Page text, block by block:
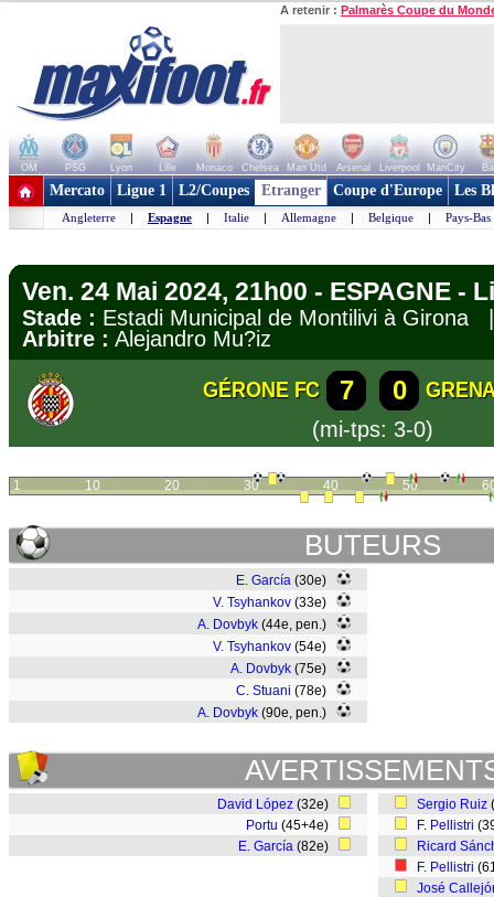
A retenir : Palmarès Coupe du
OM PSG Lyon Lille Monaco Chelsea Man Utd Arsenal Liverpool ManCity
+ de clubs
Mercato Ligue 1 L2/Coupes Etranger Coupe d'Europe Les
Angleterre | Espagne | Italie | Allemagne | Belgique | Pays-Bas
Ven. 24 Mai 2024, 21h00 - ESPAGNE -
Stade : Estadi Municipal de Montilivi à
Arbitre : Alejandro Mu?iz
GÉRONE FC 7 0
(mi-tps: 3-0)
1 10 20 30 40 50
BUTEURS
E. García (30e)
V. Tsyhankov (33e)
A. Dovbyk (44e, pen.)
V. Tsyhankov (54e)
A. Dovbyk (75e)
C. Stuani (78e)
A. Dovbyk (90e, pen.)
David López (32e)
Portu (45+4e)
E. García (82e)
Sergio Ruiz
F. Pellistri
Ricard
F. Pellistri
José